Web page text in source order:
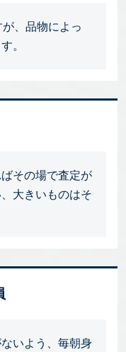
、品物によっ
。
その場で査定が
大きいものはそ
いよう、毎朝身